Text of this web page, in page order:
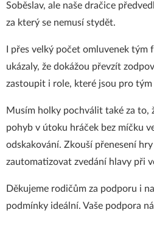
Soběslav, ale naše dračice
za který se nemusí stydět.
I přes velký počet omluvenek
ukázaly, že dokážou převzít
zastoupit i role, které jsou pro tým
Musím holky pochválit také za to,
pohyb v útoku hráček bez míčku
odskakování. Zkouší přenesení
zautomatizovat zvedání hlavy při
Děkujeme rodičům za podporu i
podmínky ideální. Vaše podpora